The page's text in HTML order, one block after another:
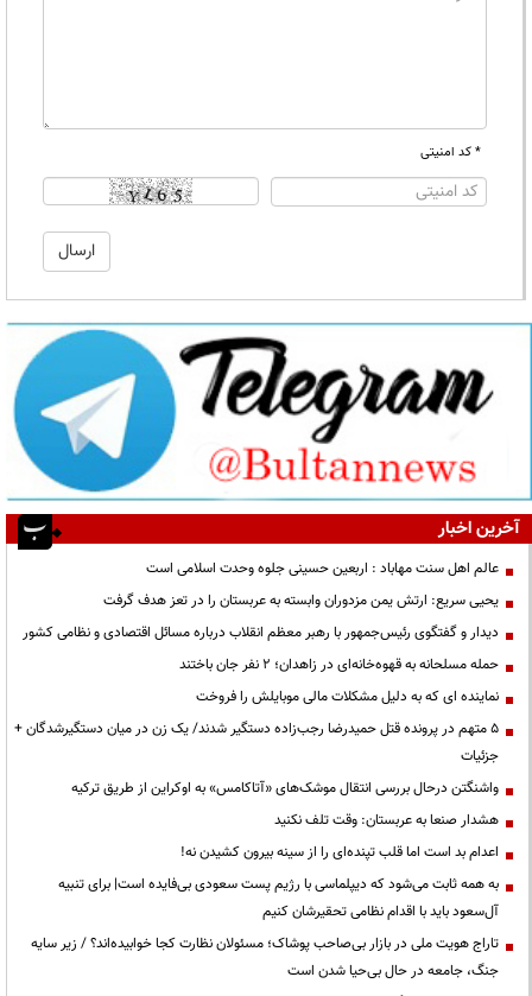
* کد امنیتی
آخرین اخبار
عالم اهل سنت مهاباد : اربعین حسینی جلوه وحدت اسلامی است
یحیی سریع: ارتش یمن مزدوران وابسته به عربستان را در تعز هدف گرفت
دیدار و گفتگوی رئیس‌جمهور با رهبر معظم انقلاب درباره مسائل اقتصادی و نظامی کشور
حمله مسلحانه به قهوه‌خانه‌ای در زاهدان؛ ۲ نفر جان باختند
نماینده ای که به دلیل مشکلات مالی موبایلش را فروخت
۵ متهم در پرونده قتل حمیدرضا رجب‌زاده دستگیر شدند/ یک زن در میان دستگیرشدگان +
جزئیات
واشنگتن درحال بررسی انتقال موشک‌های «آتاکامس» به اوکراین از طریق ترکیه
هشدار صنعا به عربستان: وقت تلف نکنید
اعدام بد است اما قلب تپنده‌ای را از سینه بیرون کشیدن نه!
به همه ثابت می‌شود که دیپلماسی با رژیم پست سعودی بی‌فایده است| برای تنبیه
آل‌سعود باید با اقدام نظامی تحقیرشان کنیم
تاراج هویت ملی در بازار بی‌صاحب پوشاک؛ مسئولان نظارت کجا خوابیده‌اند؟ / زیر سایه
جنگ، جامعه در حال بی‌حیا شدن است